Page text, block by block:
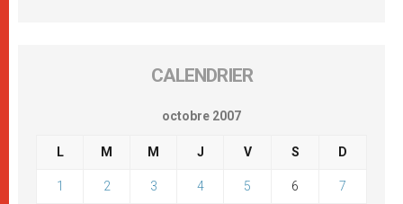
CALENDRIER
octobre 2007
L M M J V S D
1 2 3 4 5 6 7